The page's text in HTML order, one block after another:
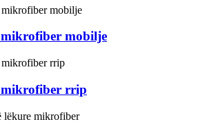
mobilje
rrip